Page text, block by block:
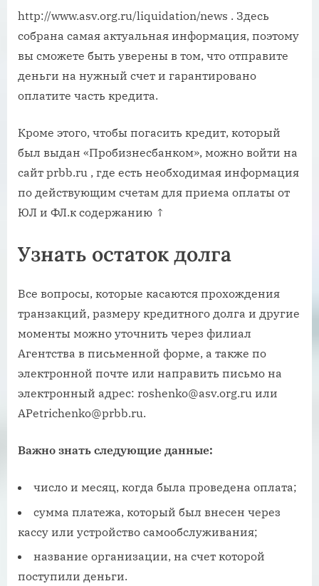
http://www.asv.org.ru/liquidation/news . Здесь
собрана самая актуальная информация, поэтому
вы сможете быть уверены в том, что отправите
деньги на нужный счет и гарантировано
оплатите часть кредита.
Кроме этого, чтобы погасить кредит, который
был выдан «Пробизнесбанком», можно войти на
сайт prbb.ru , где есть необходимая информация
по действующим счетам для приема оплаты от
ЮЛ и ФЛ.к содержанию ↑
Узнать остаток долга
Все вопросы, которые касаются прохождения
транзакций, размеру кредитного долга и другие
моменты можно уточнить через филиал
Агентства в письменной форме, а также по
электронной почте или направить письмо на
электронный адрес: roshenko@asv.org.ru или
APetrichenko@prbb.ru.
Важно знать следующие данные:
число и месяц, когда была проведена оплата;
сумма платежа, который был внесен через
кассу или устройство самообслуживания;
название организации, на счет которой
поступили деньги.